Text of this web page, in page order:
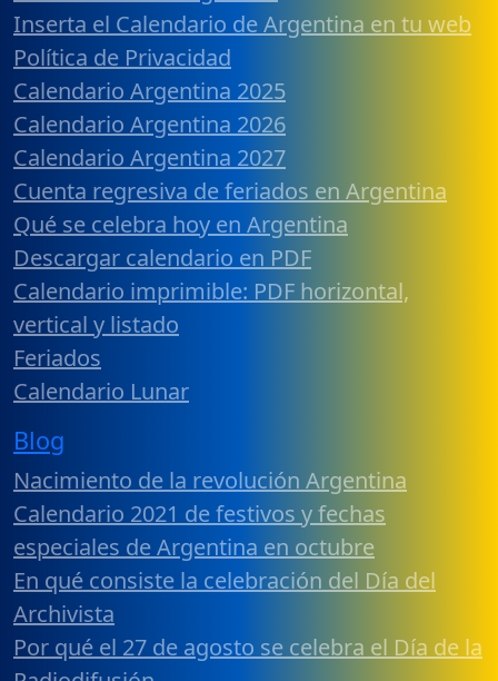
Inserta el Calendario de Argentina en tu web
Política de Privacidad
Calendario Argentina 2025
Calendario Argentina 2026
Calendario Argentina 2027
Cuenta regresiva de feriados en Argentina
Qué se celebra hoy en Argentina
Descargar calendario en PDF
Calendario imprimible: PDF horizontal,
vertical y listado
Feriados
Calendario Lunar
Blog
Nacimiento de la revolución Argentina
Calendario 2021 de festivos y fechas
especiales de Argentina en octubre
En qué consiste la celebración del Día del
Archivista
Por qué el 27 de agosto se celebra el Día de la